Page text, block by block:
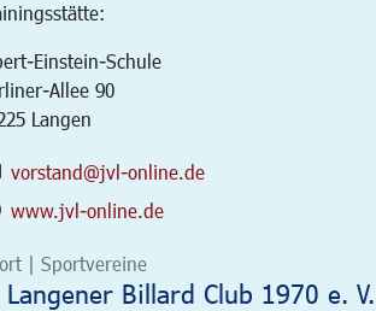
Einstein-Schule
Allee 90
Langen
vorstand@jvl-online.de
www.jvl-online.de
| Sportvereine
Langener Billard Club 1970 e. V.